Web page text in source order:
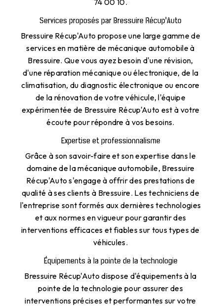
Services proposés par Bressuire Récup'Auto
Bressuire Récup'Auto propose une large gamme de
services en matière de mécanique automobile à
Bressuire. Que vous ayez besoin d'une révision,
d'une réparation mécanique ou électronique, de la
climatisation, du diagnostic électronique ou encore
de la rénovation de votre véhicule, l'équipe
expérimentée de Bressuire Récup'Auto est à votre
écoute pour répondre à vos besoins.
Expertise et professionnalisme
Grâce à son savoir-faire et son expertise dans le
domaine de la mécanique automobile, Bressuire
Récup'Auto s'engage à offrir des prestations de
qualité à ses clients à Bressuire. Les techniciens de
l'entreprise sont formés aux dernières technologies
et aux normes en vigueur pour garantir des
interventions efficaces et fiables sur tous types de
véhicules.
Équipements à la pointe de la technologie
Bressuire Récup'Auto dispose d'équipements à la
pointe de la technologie pour assurer des
interventions précises et performantes sur votre